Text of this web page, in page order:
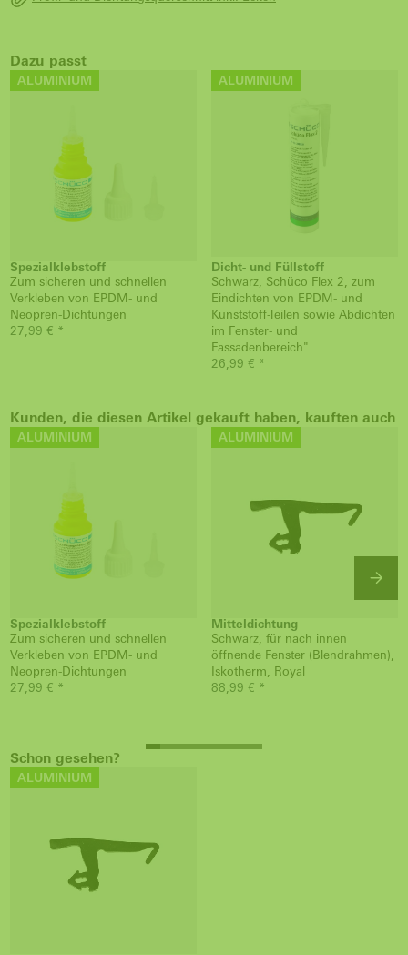
Dazu passt
ALUMINIUM
Spezialklebstoff
Zum sicheren und schnellen
Verkleben von EPDM- und
Neopren-Dichtungen
27,99 € *
ALUMINIUM
Dicht- und Füllstoff
Schwarz, Schüco Flex 2, zum
Eindichten von EPDM- und
Kunststoff-Teilen sowie Abdichten
im Fenster- und
Fassadenbereich"
26,99 € *
Kunden, die diesen Artikel gekauft haben, kauften auch
ALUMINIUM
Spezialklebstoff
Zum sicheren und schnellen
Verkleben von EPDM- und
Neopren-Dichtungen
27,99 € *
ALUMINIUM
Mitteldichtung
Schwarz, für nach innen
öffnende Fenster (Blendrahmen),
Iskotherm, Royal
88,99 € *
Schon gesehen?
ALUMINIUM